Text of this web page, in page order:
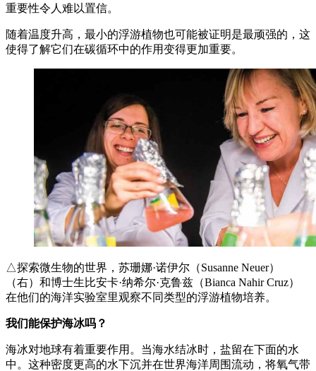
重要性令人难以置信。
随着温度升高，最小的浮游植物也可能被证明是最顽强的，这
使得了解它们在碳循环中的作用变得更加重要。
△探索微生物的世界，苏珊娜·诺伊尔（Susanne Neuer）
（右）和博士生比安卡·纳希尔·克鲁兹（Bianca Nahir Cruz）
在他们的海洋实验室里观察不同类型的浮游植物培养。
我们能保护海冰吗？
海冰对地球有着重要作用。当海水结冰时，盐留在下面的水
中。这种密度更高的水下沉并在世界海洋周围流动，将氧气带